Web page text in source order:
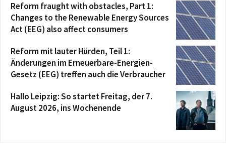
Reform fraught with obstacles, Part 1:
Changes to the Renewable Energy Sources
Act (EEG) also affect consumers
Reform mit lauter Hürden, Teil 1:
Änderungen im Erneuerbare-Energien-
Gesetz (EEG) treffen auch die Verbraucher
Hallo Leipzig: So startet Freitag, der 7.
August 2026, ins Wochenende